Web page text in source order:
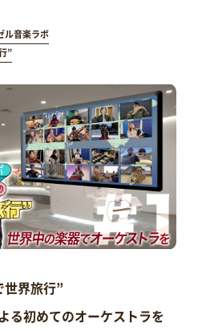
ル音楽ラボ
”
世界旅行”
る初めてのオーケストラを